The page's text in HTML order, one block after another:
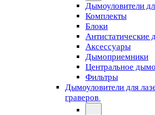
Дымоуловители
Комплекты
Блоки
Антистатические
Аксессуары
Дымоприемники
Центральное
Фильтры
Дымоуловители для
граверов